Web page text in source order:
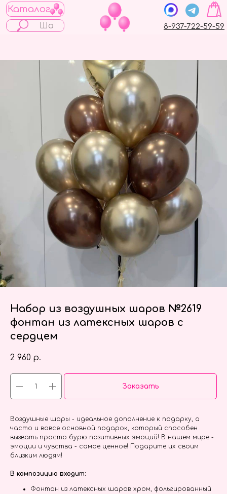
Каталог
8-937-722-59-59
Набор из воздушных шаров №2619
фонтан из латексных шаров с
сердцем
2 960 р.
Заказать
Воздушные шары - идеальное дополнение к подарку, а
часто и вовсе основной подарок, который способен
вызвать просто бурю позитивных эмоций! В нашем мире -
эмоции и чувства - самое ценное! Подарите их своим
близким людям!
В композицию входит:
Фонтан из латексных шаров хром, фольгированный